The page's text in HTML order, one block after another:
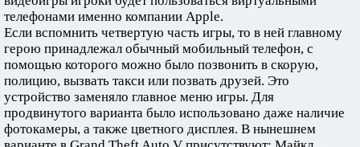
телефонами именно компании Apple.
Если вспомнить четвертую часть игры, то в ней главному
герою принадлежал обычный мобильный телефон, с
помощью которого можно было позвонить в скорую,
полицию, вызвать такси или позвать друзей. Это
устройство заменяло главное меню игры. Для
продвинутого варианта было использовано даже наличие
фотокамеры, а также цветного дисплея. В нынешнем